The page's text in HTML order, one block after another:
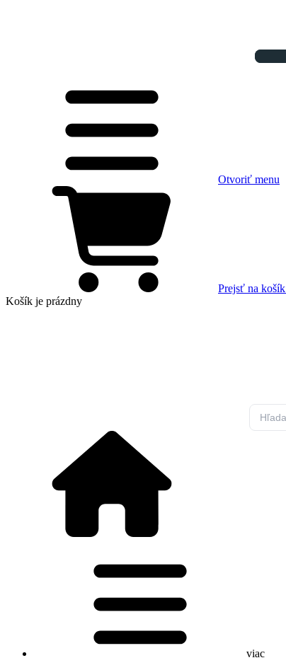
Otvoriť menu
Prejsť na košík
Košík je prázdny
viac